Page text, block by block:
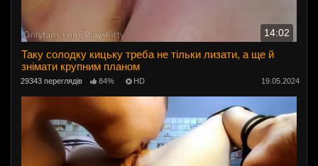
14:02
Таку солодку кицьку треба не тільки лизати, а ще й
знімати крупним планом
29343 переглядів 84% HD 19.05.2024